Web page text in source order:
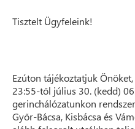
Tisztelt Ügyfeleink!
Ezúton tájékoztatjuk
23:55-től július 30. (kedd)
gerinchálózatunkon
Győr-Bácsa, Kisbácsa és